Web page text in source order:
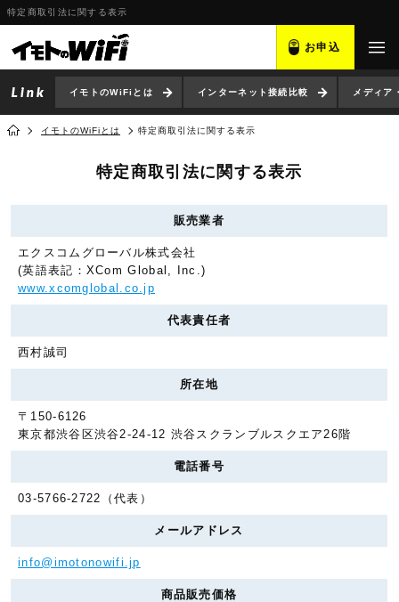
特定商取引法に関する表示
お申込
イモトのWiFiとは インターネット接続比較 メディア
イモトのWiFiとは 特定商取引法に関する表示
特定商取引法に関する表示
販売業者
エクスコムグローバル株式会社
(英語表記：XCom Global, Inc.)
www.xcomglobal.co.jp
代表責任者
西村誠司
所在地
〒150-6126
東京都渋谷区渋谷2-24-12 渋谷スクランブルスクエア26階
電話番号
03-5766-2722（代表）
メールアドレス
info@imotonowifi.jp
商品販売価格